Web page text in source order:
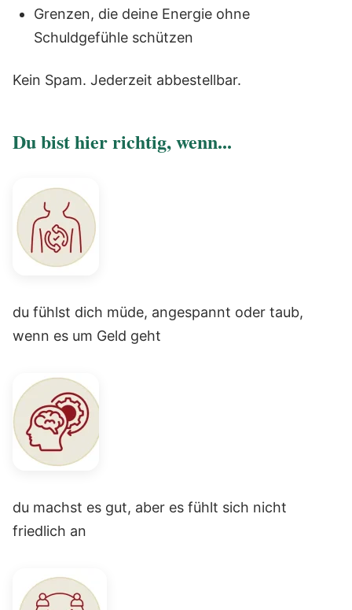
Grenzen, die deine Energie ohne
Schuldgefühle schützen
Kein Spam. Jederzeit abbestellbar.
Du bist hier richtig, wenn...
du fühlst dich müde, angespannt oder taub,
wenn es um Geld geht
du machst es gut, aber es fühlt sich nicht
friedlich an